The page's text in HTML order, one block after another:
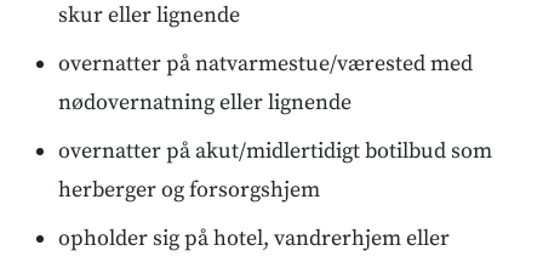
skur eller lignende
overnatter på natvarmestue/værested med
nødovernatning eller lignende
overnatter på akut/midlertidigt botilbud som
herberger og forsorgshjem
opholder sig på hotel, vandrerhjem eller